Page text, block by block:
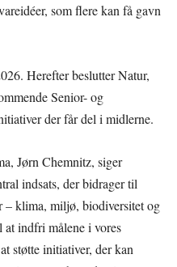
som flere kan få gavn
Herefter beslutter Natur,
Senior- og
der får del i midlerne.
Jørn Chemnitz, siger
indsats, der bidrager til
– klima, miljø, biodiversitet og
indfri målene i vores
støtte initiativer, der kan